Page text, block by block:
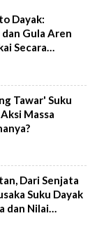
Dayak:
Gula Aren
Secara
Tawar' Suku
Massa
Dari Senjata
Suku Dayak
dan Nilai